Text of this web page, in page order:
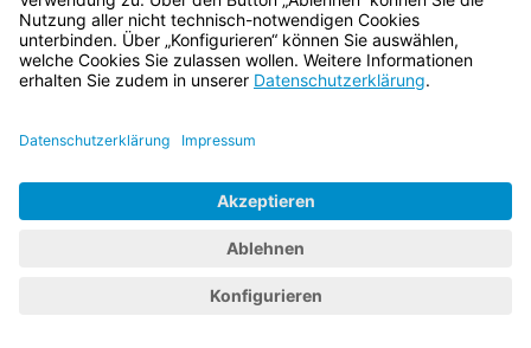
Bayern.de
BayernPortal
Impressum